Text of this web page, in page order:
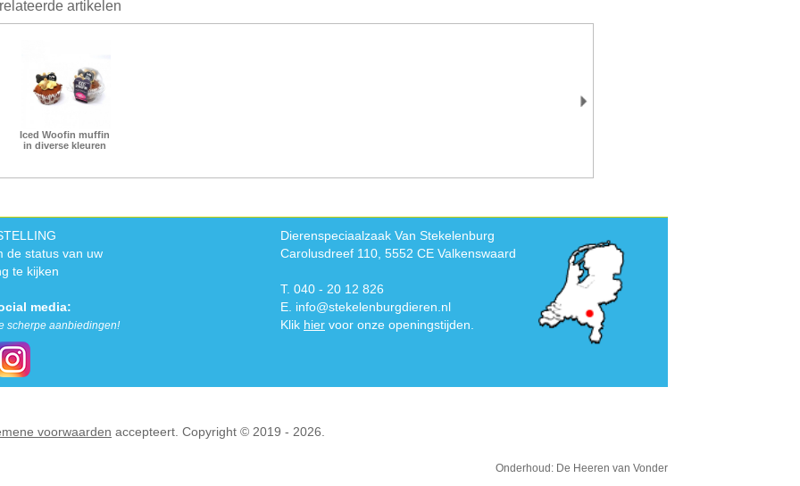
artikelen
Iced Woofin muffin
in diverse kleuren
de status van uw
te kijken
media:
scherpe aanbiedingen!
Dierenspeciaalzaak Van Stekelenburg
Carolusdreef 110, 5552 CE Valkenswaard
T. 040 - 20 12 826
E. info@stekelenburgdieren.nl
Klik hier voor onze openingstijden.
voorwaarden accepteert. Copyright © 2019 - 2026.
Onderhoud: De Heeren van Vonder